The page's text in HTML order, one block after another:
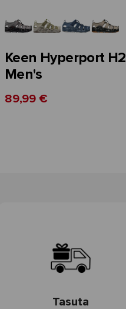
Keen Hyperport H2
Men's
89,99 €
Tasuta